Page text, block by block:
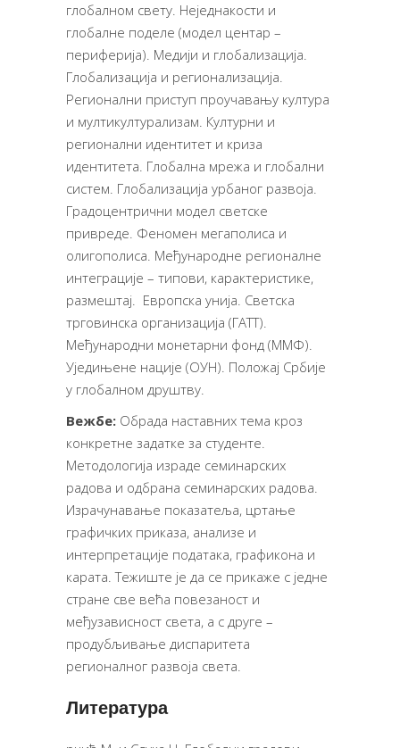
глобалном свету. Неједнакости и
глобалне поделе (модел центар –
периферија). Медији и глобализација.
Глобализација и регионализација.
Регионални приступ проучавању култура
и мултикултурализам. Културни и
регионални идентитет и криза
идентитета. Глобална мрежа и глобални
систем. Глобализација урбаног развоја.
Градоцентрични модел светске
привреде. Феномен мегаполиса и
олигополиса. Међународне регионалне
интеграције – типови, карактеристике,
размештај. Европска унија. Светска
трговинска организација (ГАТТ).
Међународни монетарни фонд (ММФ).
Уједињене нације (ОУН). Положај Србије
у глобалном друштву.
Вежбе: Обрада наставних тема кроз
конкретне задатке за студенте.
Методологија израде семинарских
радова и одбрана семинарских радова.
Израчунавање показатеља, цртање
графичких приказа, анализе и
интерпретације података, графикона и
карата. Тежиште је да се прикаже с једне
стране све већа повезаност и
међузависност света, а с друге –
продубљивање диспаритета
регионалног развоја света.
Литература